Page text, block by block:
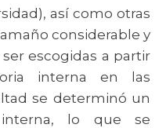
así como otras
considerable y
escogidas a partir
interna en las
se determinó un
lo que se